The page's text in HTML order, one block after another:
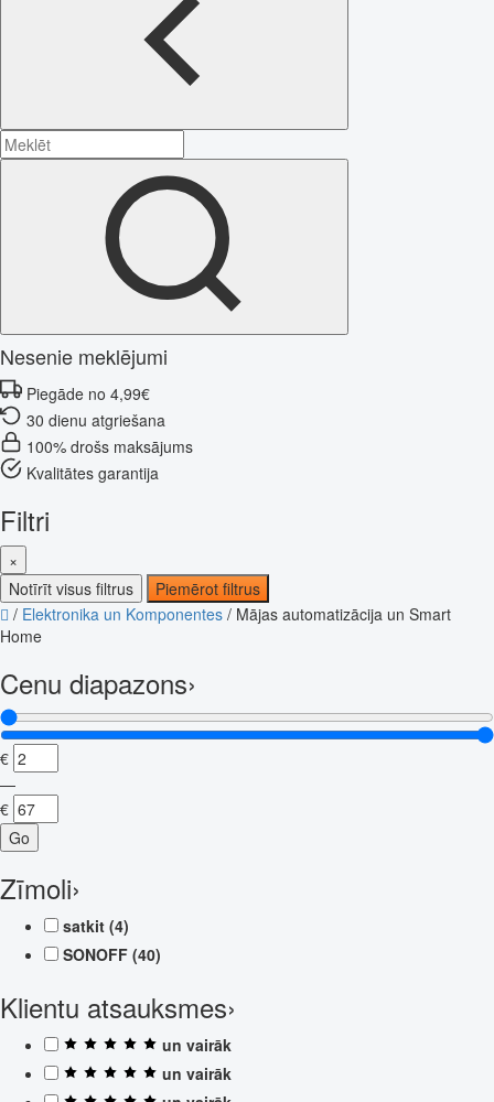
Nesenie meklējumi
Piegāde no 4,99€
30 dienu atgriešana
100% drošs maksājums
Kvalitātes garantija
Filtri
×
Notīrīt visus filtrus
Piemērot filtrus
/ Elektronika un Komponentes / Mājas automatizācija un Smart
Home
Cenu diapazons›
€
—
€
Go
Zīmoli›
satkit (4)
SONOFF (40)
Klientu atsauksmes›
un vairāk
un vairāk